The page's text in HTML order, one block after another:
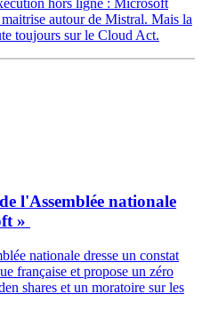
autour de Mistral. Mais la
toujours sur le Cloud Act.
l'Assemblée nationale
»
nationale dresse un constat
française et propose un zéro
shares et un moratoire sur les